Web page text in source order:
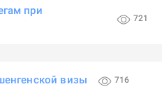
при
721
визы 716